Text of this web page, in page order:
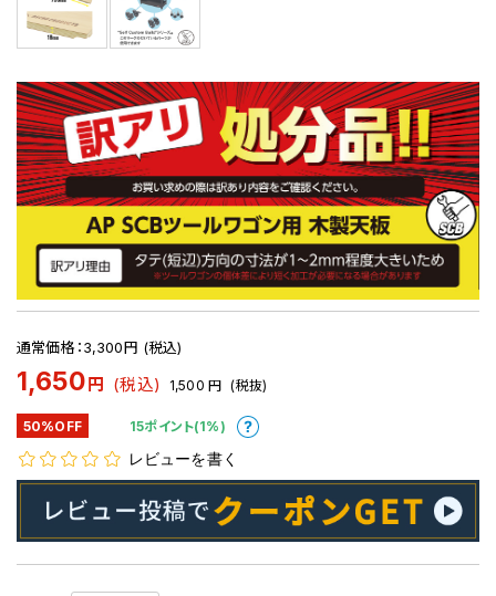
通常価格：3,300円 (税込)
1,650円 (税込) 1,500 円 (税抜)
50%OFF 15ポイント(1%)
レビューを書く